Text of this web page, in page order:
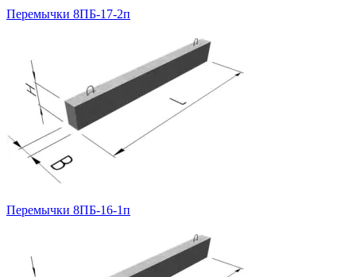
Перемычки 8ПБ-17-2п
Перемычки 8ПБ-16-1п